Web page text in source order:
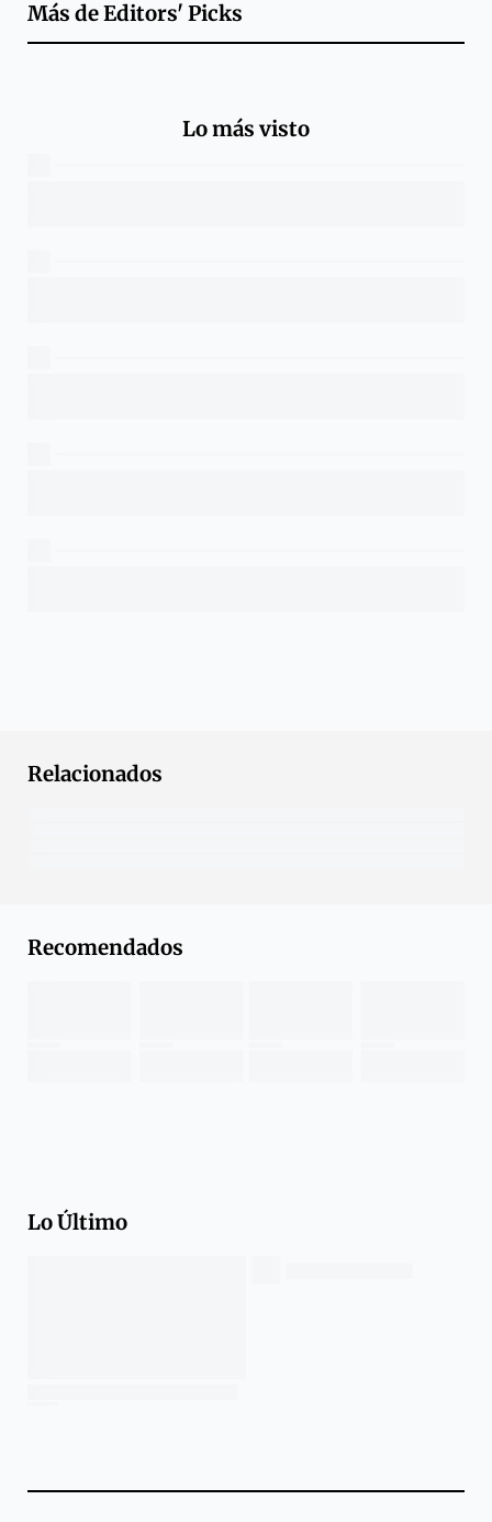
Más deEditors' Picks
Lo más visto
Relacionados
Recomendados
Lo Último